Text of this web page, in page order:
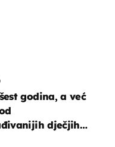
godina, a već
dječjih